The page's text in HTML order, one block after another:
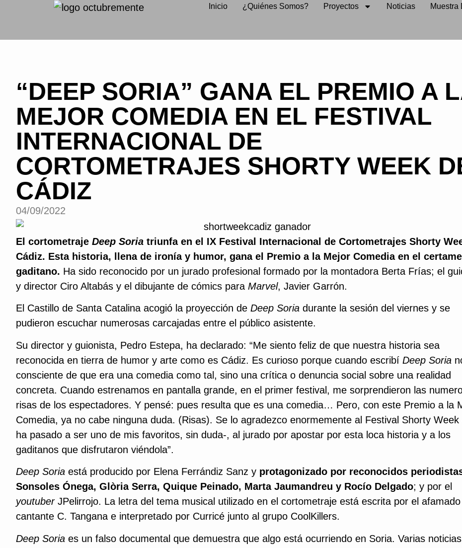
Inicio ¿Quiénes Somos? Proyectos Noticias
Muestra
“DEEP SORIA” GANA EL PREMIO A
MEJOR COMEDIA EN EL FESTIVAL
INTERNACIONAL DE
CORTOMETRAJES SHORTY WEEK
CÁDIZ
04/09/2022
El cortometraje Deep Soria triunfa en el IX Festival Internacional de Cortometrajes Shorty
Cádiz. Esta historia, llena de ironía y humor, gana el Premio a la Mejor Comedia en el
gaditano. Ha sido reconocido por un jurado profesional formado por la montadora Berta Frías; el
y director Ciro Altabás y el dibujante de cómics para Marvel, Javier Garrón.
El Castillo de Santa Catalina acogió la proyección de Deep Soria durante la sesión del viernes y se
pudieron escuchar numerosas carcajadas entre el público asistente.
Su director y guionista, Pedro Estepa, ha declarado: “Me siento feliz de que nuestra historia sea
reconocida en tierra de humor y arte como es Cádiz. Es curioso porque cuando escribí Deep Soria
consciente de que era una comedia como tal, sino una crítica o denuncia social sobre una realidad
concreta. Cuando estrenamos en pantalla grande, en el primer festival, me sorprendieron las
risas de los espectadores. Y pensé: pues resulta que es una comedia… Pero, con este Premio a la
Comedia, ya no cabe ninguna duda. (Risas). Se lo agradezco enormemente al Festival Shorty Week
ha pasado a ser uno de mis favoritos, sin duda-, al jurado por apostar por esta loca historia y a los
gaditanos que disfrutaron viéndola”.
Deep Soria está producido por Elena Ferrándiz Sanz y protagonizado por reconocidos
Sonsoles Ónega, Glòria Serra, Quique Peinado, Marta Jaumandreu y Rocío Delgado; y por el
youtuberJPelirrojo. La letra del tema musical utilizado en el cortometraje está escrita por el afamado
cantante C. Tangana e interpretado por Curricé junto al grupo CoolKillers.
Deep Soria es un falso documental que demuestra que algo está ocurriendo en Soria. Varias